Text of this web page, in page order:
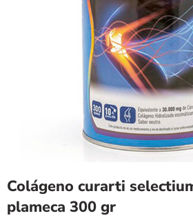
Colágeno curarti
plameca 300 gr